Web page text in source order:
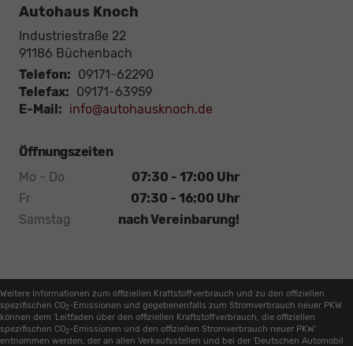
Autohaus Knoch
Industriestraße 22
91186 Büchenbach
Telefon: 09171-62290
Telefax: 09171-63959
E-Mail: info@autohausknoch.de
Öffnungszeiten
Mo - Do
07:30 - 17:00 Uhr
Fr
07:30 - 16:00 Uhr
Samstag
nach Vereinbarung!
Weitere Informationen zum offiziellen Kraftstoffverbrauch und zu den offiziellen
spezifischen CO2 -Emissionen und gegebenenfalls zum Stromverbrauch neuer PKW
können dem 'Leitfaden über den offiziellen Kraftstoffverbrauch, die offiziellen
spezifischen CO2 -Emissionen und den offiziellen Stromverbrauch neuer PKW'
entnommen werden, der an allen Verkaufsstellen und bei der 'Deutschen Automobil